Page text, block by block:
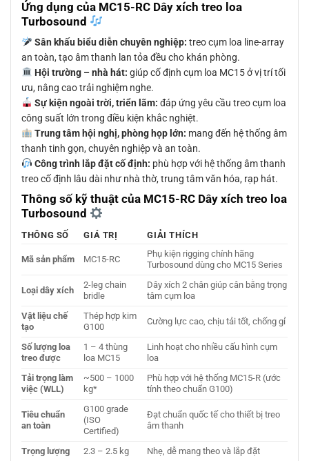
Ứng dụng của MC15-RC Dây xích treo loa
Turbosound
Sân khấu biểu diễn chuyên nghiệp: treo cụm loa line-array
an toàn, tạo âm thanh lan tỏa đều cho khán phòng.
Hội trường – nhà hát: giúp cố định cụm loa MC15 ở vị trí tối
ưu, nâng cao trải nghiệm nghe.
Sự kiện ngoài trời, triển lãm: đáp ứng yêu cầu treo cụm loa
công suất lớn trong điều kiện khắc nghiệt.
Trung tâm hội nghị, phòng họp lớn: mang đến hệ thống âm
thanh tinh gọn, chuyên nghiệp và an toàn.
Công trình lắp đặt cố định: phù hợp với hệ thống âm thanh
treo cố định lâu dài như nhà thờ, trung tâm văn hóa, rạp hát.
Thông số kỹ thuật của MC15-RC Dây xích treo loa
Turbosound
THÔNG SỐ GIÁ TRỊ GIẢI THÍCH
Mã sản phẩm MC15-RC
Phụ kiện rigging chính hãng
Turbosound dùng cho MC15 Series
Loại dây xích
2-leg chain
bridle
Dây xích 2 chân giúp cân bằng trọng
tâm cụm loa
Vật liệu chế
tạo
Thép hợp kim
G100
Cường lực cao, chịu tải tốt, chống gỉ
Số lượng loa
treo được
1 – 4 thùng
loa MC15
Linh hoạt cho nhiều cấu hình cụm
loa
Tải trọng làm
việc (WLL)
~500 – 1000
kg*
Phù hợp với hệ thống MC15-R (ước
tính theo chuẩn G100)
Tiêu chuẩn
an toàn
G100 grade
(ISO
Certified)
Đạt chuẩn quốc tế cho thiết bị treo
âm thanh
Trọng lượng 2.3 – 2.5 kg Nhẹ, dễ mang theo và lắp đặt